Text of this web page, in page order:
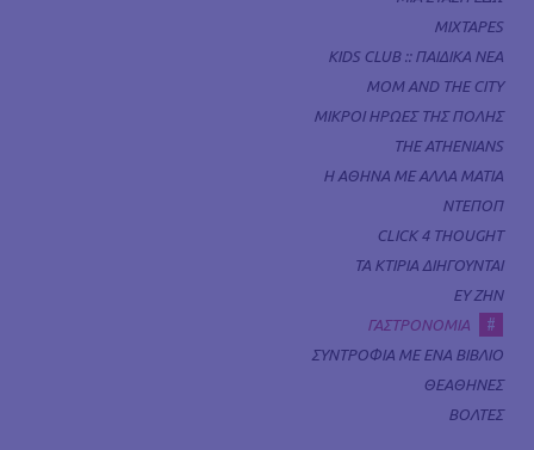
MIXTAPES
KIDS CLUB :: ΠΑΙΔΙΚΑ ΝΕΑ
MOM AND THE CITY
ΜΙΚΡΟΙ ΗΡΩΕΣ ΤΗΣ ΠΟΛΗΣ
THE ATHENIANS
Η ΑΘΗΝΑ ΜΕ ΑΛΛΑ ΜΑΤΙΑ
ΝΤΕΠΟΠ
CLICK 4 THOUGHT
ΤΑ ΚΤΙΡΙΑ ΔΙΗΓΟΥΝΤΑΙ
ΕΥ ΖΗΝ
ΓΑΣΤΡΟΝΟΜΙΑ
#
ΣΥΝΤΡΟΦΙΑ ΜΕ ΕΝΑ ΒΙΒΛΙΟ
ΘΕΑΘΗΝΕΣ
ΒΟΛΤΕΣ